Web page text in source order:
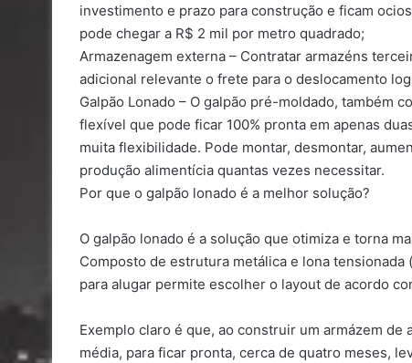
investimento e prazo para construção e ficam
pode chegar a R$ 2 mil por metro quadrado;
Armazenagem externa – Contratar armazéns
adicional relevante o frete para o deslocamento
Galpão Lonado – O galpão pré-moldado, também
flexível que pode ficar 100% pronta em apenas
muita flexibilidade. Pode montar, desmontar,
produção alimentícia quantas vezes necessitar.
Por que o galpão lonado é a melhor solução?
O galpão lonado é a solução que otimiza e torna
Composto de estrutura metálica e lona
para alugar permite escolher o layout de acordo
Exemplo claro é que, ao construir um armázem de
média, para ficar pronta, cerca de quatro meses,